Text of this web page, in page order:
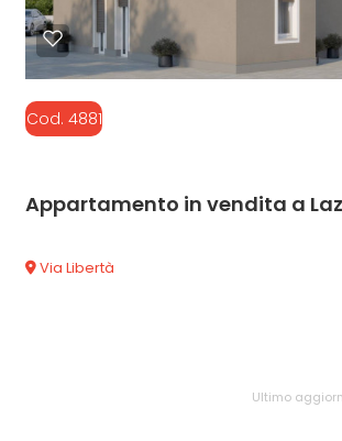
Cod. 4881
Appartamento in vendita a
Via Libertà
Ultimo